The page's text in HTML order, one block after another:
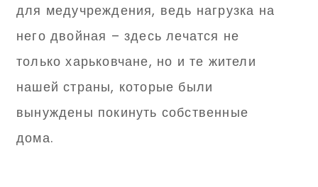
для медучреждения, ведь нагрузка на
него двойная – здесь лечатся не
только харьковчане, но и те жители
нашей страны, которые были
вынуждены покинуть собственные
дома.